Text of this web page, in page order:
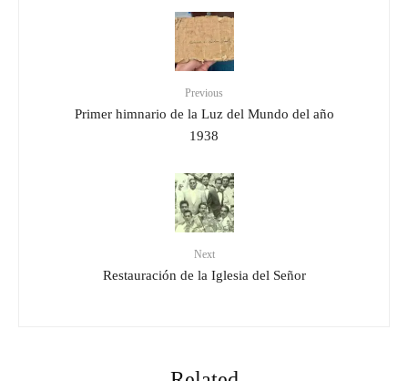
Previous
Primer himnario de la Luz del Mundo del año
1938
Next
Restauración de la Iglesia del Señor